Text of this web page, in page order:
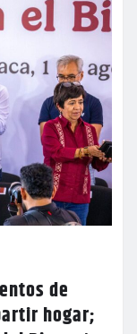
de
hogar;